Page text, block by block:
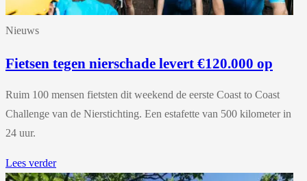
Nieuws
Fietsen tegen nierschade levert €120.000 op
Ruim 100 mensen fietsten dit weekend de eerste Coast to Coast
Challenge van de Nierstichting. Een estafette van 500 kilometer in
24 uur.
Lees verder